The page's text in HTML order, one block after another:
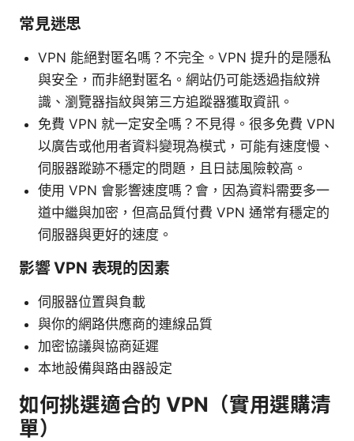
常見迷思
VPN 能絕對匿名嗎？不完全。VPN 提升的是隱私
與安全，而非絕對匿名。網站仍可能透過指紋辨
識、瀏覽器指紋與第三方追蹤器獲取資訊。
免費 VPN 就一定安全嗎？不見得。很多免費 VPN
以廣告或他用者資料變現為模式，可能有速度慢、
伺服器蹤跡不穩定的問題，且日誌風險較高。
使用 VPN 會影響速度嗎？會，因為資料需要多一
道中繼與加密，但高品質付費 VPN 通常有穩定的
伺服器與更好的速度。
影響 VPN 表現的因素
伺服器位置與負載
與你的網路供應商的連線品質
加密協議與協商延遲
本地設備與路由器設定
如何挑選適合的 VPN（實用選購清
單）